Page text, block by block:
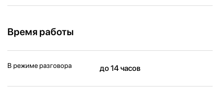
Время работы
В режиме разговора до 14 часов